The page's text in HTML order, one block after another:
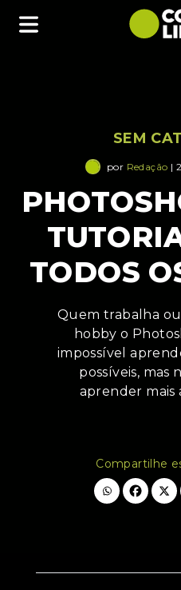
SEM
por Redação |
TODOS
Quem trabalha
hobby o
impossível
possíveis, mas
aprender mais
Compartilhe